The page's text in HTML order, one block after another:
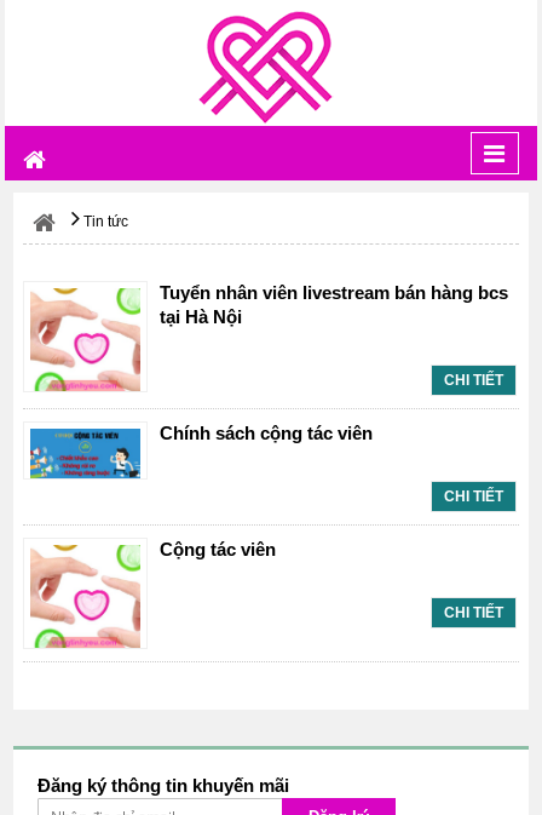
Tin tức
Tuyển nhân viên livestream bán hàng bcs
tại Hà Nội
CHI TIẾT
Chính sách cộng tác viên
CHI TIẾT
Cộng tác viên
CHI TIẾT
Đăng ký thông tin khuyến mãi